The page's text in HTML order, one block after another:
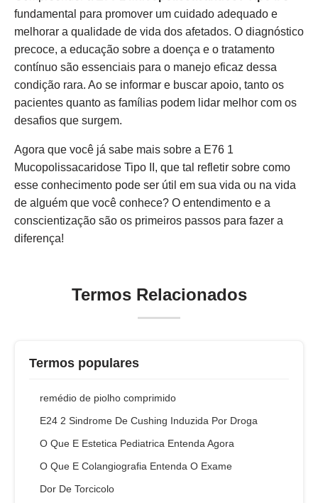
fundamental para promover um cuidado adequado e
melhorar a qualidade de vida dos afetados. O diagnóstico
precoce, a educação sobre a doença e o tratamento
contínuo são essenciais para o manejo eficaz dessa
condição rara. Ao se informar e buscar apoio, tanto os
pacientes quanto as famílias podem lidar melhor com os
desafios que surgem.
Agora que você já sabe mais sobre a E76 1
Mucopolissacaridose Tipo II, que tal refletir sobre como
esse conhecimento pode ser útil em sua vida ou na vida
de alguém que você conhece? O entendimento e a
conscientização são os primeiros passos para fazer a
diferença!
Termos Relacionados
Termos populares
remédio de piolho comprimido
E24 2 Sindrome De Cushing Induzida Por Droga
O Que E Estetica Pediatrica Entenda Agora
O Que E Colangiografia Entenda O Exame
Dor De Torcicolo